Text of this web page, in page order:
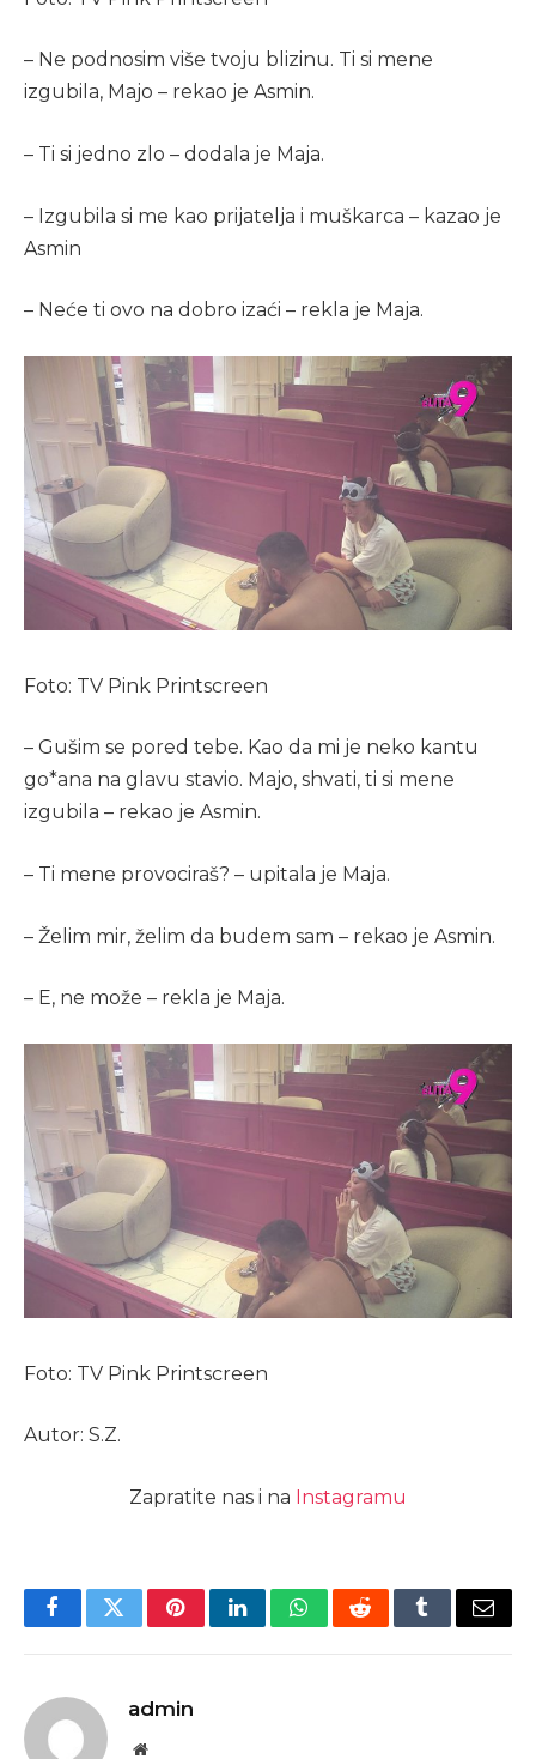
– Ne podnosim više tvoju blizinu. Ti si mene
izgubila, Majo – rekao je Asmin.
– Ti si jedno zlo – dodala je Maja.
– Izgubila si me kao prijatelja i muškarca – kazao je
Asmin
– Neće ti ovo na dobro izaći – rekla je Maja.
Foto: TV Pink Printscreen
– Gušim se pored tebe. Kao da mi je neko kantu
go*ana na glavu stavio. Majo, shvati, ti si mene
izgubila – rekao je Asmin.
– Ti mene provociraš? – upitala je Maja.
– Želim mir, želim da budem sam – rekao je Asmin.
– E, ne može – rekla je Maja.
Foto: TV Pink Printscreen
Autor: S.Z.
Zapratite nas i na Instagramu
FacebookTwitterPinterestLinkedInWhatsAppRedditTumblrEmail
admin
Website